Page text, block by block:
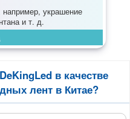
например, украшение
и т. д.
в качестве
лент в Китае?